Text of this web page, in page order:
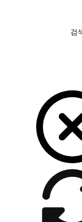
검